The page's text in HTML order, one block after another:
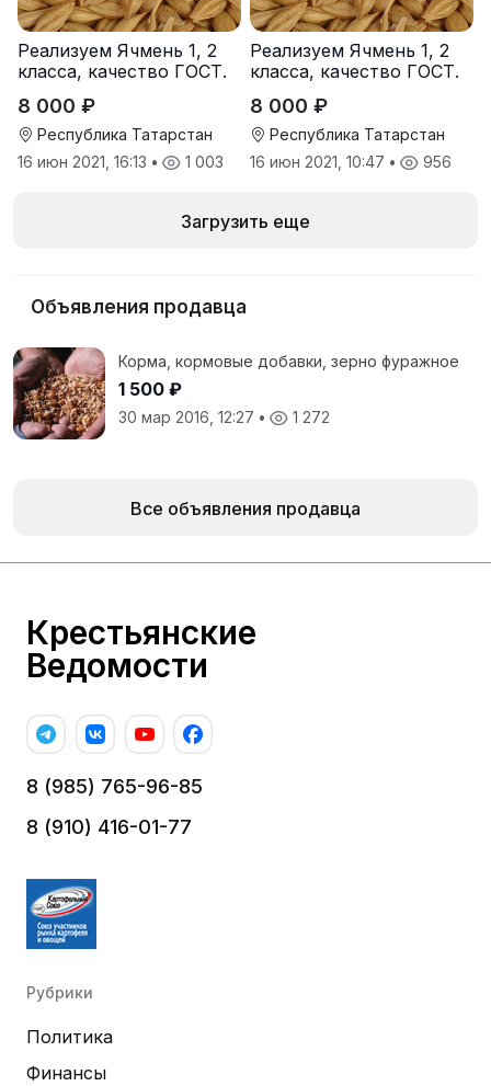
Реализуем Ячмень 1, 2
класса, качество ГОСТ.
8 000 ₽
Республика Татарстан
16 июн 2021, 16:13 • 1 003
Реализуем Ячмень 1, 2
класса, качество ГОСТ.
8 000 ₽
Республика Татарстан
16 июн 2021, 10:47 • 956
Загрузить еще
Объявления продавца
Корма, кормовые добавки, зерно фуражное
1 500 ₽
30 мар 2016, 12:27 • 1 272
Все объявления продавца
Крестьянские
Ведомости
8 (985) 765-96-85
8 (910) 416-01-77
Рубрики
Политика
Финансы